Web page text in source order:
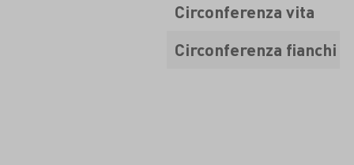
Circonferenza vita
Circonferenza fianchi